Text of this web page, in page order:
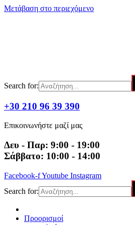
Μετάβαση στο περιεχόμενο
Search for:
+30 210 96 39 390
Επικοινωνήστε μαζί μας
Δευ - Παρ: 9:00 - 19:00
Σάββατο: 10:00 - 14:00
Facebook-fYoutube Instagram
Search for:
Προορισμοί